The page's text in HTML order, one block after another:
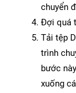
chuyển
Đợi quá
Tải tệp
trình
bước
xuống